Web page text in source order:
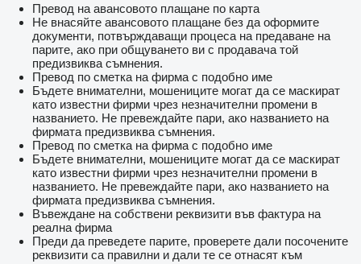
Превод на авансовото плащане по карта
Не внасяйте авансовото плащане без да оформите
документи, потвърждаващи процеса на предаване на
парите, ако при общуването ви с продавача той
предизвиква съмнения.
Превод по сметка на фирма с подобно име
Бъдете внимателни, мошениците могат да се маскират
като известни фирми чрез незначителни промени в
названието. Не превеждайте пари, ако названието на
фирмата предизвиква съмнения.
Превод по сметка на фирма с подобно име
Бъдете внимателни, мошениците могат да се маскират
като известни фирми чрез незначителни промени в
названието. Не превеждайте пари, ако названието на
фирмата предизвиква съмнения.
Въвеждане на собствени реквизити във фактура на
реална фирма
Преди да преведете парите, проверете дали посочените
реквизити са правилни и дали те се отнасят към